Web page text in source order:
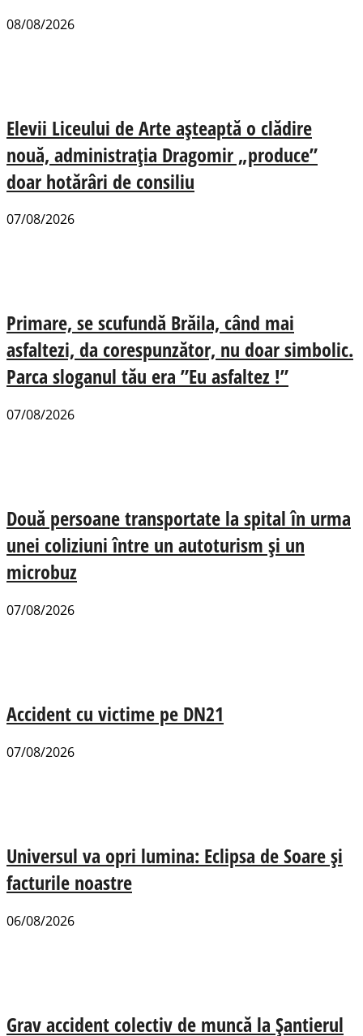
08/08/2026
Elevii Liceului de Arte așteaptă o clădire
nouă, administrația Dragomir „produce”
doar hotărâri de consiliu
07/08/2026
Primare, se scufundă Brăila, când mai
asfaltezi, da corespunzător, nu doar simbolic.
Parca sloganul tău era ”Eu asfaltez !”
07/08/2026
Două persoane transportate la spital în urma
unei coliziuni între un autoturism și un
microbuz
07/08/2026
Accident cu victime pe DN21
07/08/2026
Universul va opri lumina: Eclipsa de Soare și
facturile noastre
06/08/2026
Grav accident colectiv de muncă la Șantierul